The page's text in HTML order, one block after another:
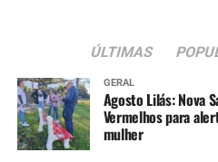
ÚLTIMAS
GERAL
Agosto Lilás: Nova
Vermelhos para
mulher